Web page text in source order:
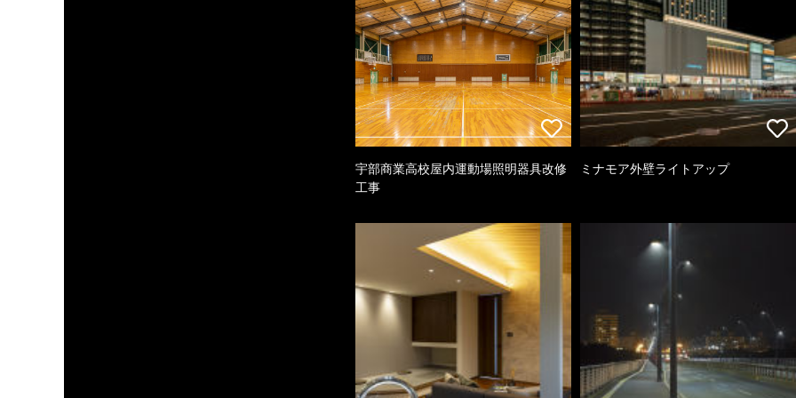
宇部商業高校屋内運動場照明器具改修
工事
ミナモア外壁ライトアップ